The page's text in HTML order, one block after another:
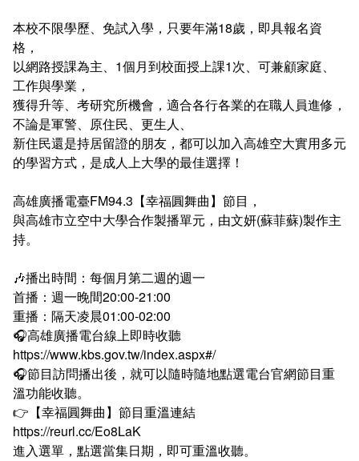
人事室
諮詢信箱進度查詢
本校不限學歷、免試入學，只要年滿18歲，即具報名資
格，
以網路授課為主、1個月到校面授上課1次、可兼顧家庭、
工作與學業，
獲得升等、考研究所機會，適合各行各業的在職人員進修，
不論是軍警、原住民、更生人、
新住民還是持居留證的朋友，都可以加入高雄空大實用多元
的學習方式，是成人上大學的最佳選擇！
高雄廣播電臺FM94.3【幸福圓舞曲】節目，
與高雄市立空中大學合作製播單元，由文妍(蘇菲蘇)製作主
持。
🎶播出時間：每個月第二週的週一
首播：週一晚間20:00-21:00
重播：隔天凌晨01:00-02:00
🎧高雄廣播電台線上即時收聽
https://www.kbs.gov.tw/index.aspx#/
🎧節目訪問播出後，就可以隨時隨地點選電台官網節目重
溫功能收聽。
👉【幸福圓舞曲】節目重溫連結
https://reurl.cc/Eo8LaK
進入選單，點選當集日期，即可重溫收聽。